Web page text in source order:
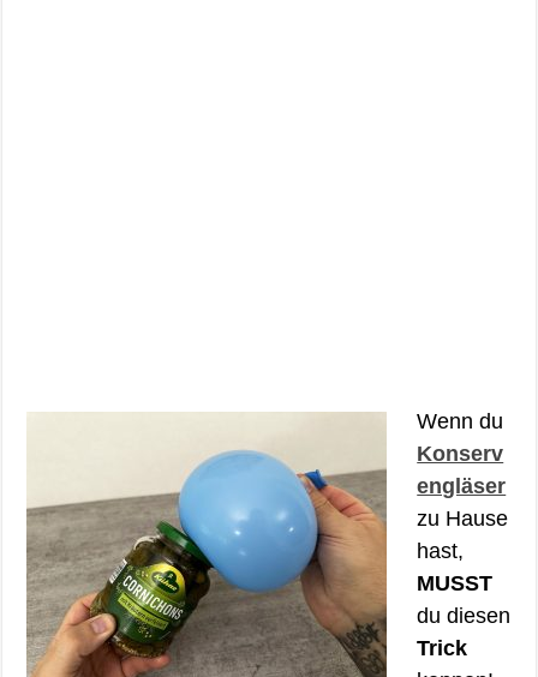
Wenn du
Konserv
engläser
zu Hause
hast,
MUSST
du diesen
Trick